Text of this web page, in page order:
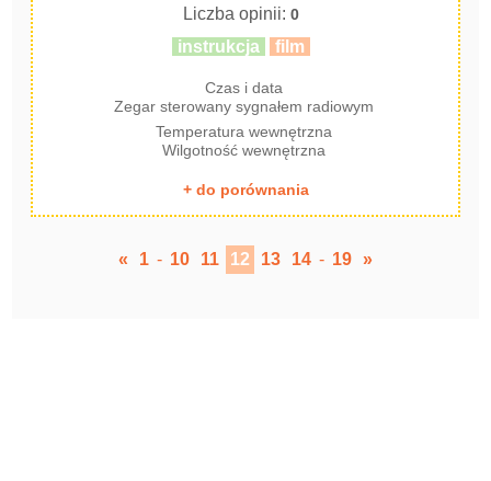
Liczba opinii:0
instrukcja film
Czas i data
Zegar sterowany sygnałem radiowym
Temperatura wewnętrzna
Wilgotność wewnętrzna
+ do porównania
« 1 - 10 11 12 13 14 - 19 »